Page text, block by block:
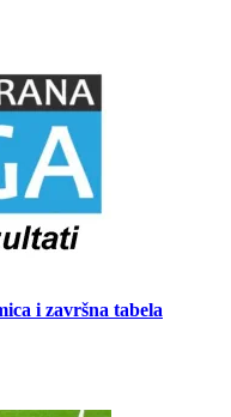
i završna tabela